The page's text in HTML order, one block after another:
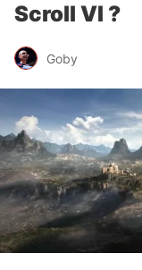
Scroll VI ?
Goby